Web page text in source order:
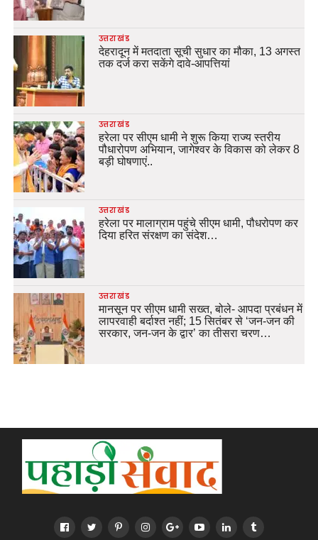
उत्तराखंड
देहरादून में मतदाता सूची सुधार का मौका, 13 अगस्त
तक दर्ज करा सकेंगे दावे-आपत्तियां
उत्तराखंड
हरेला पर सीएम धामी ने शुरू किया राज्य स्तरीय
पौधारोपण अभियान, जागेश्वर के विकास को लेकर 8
बड़ी घोषणाएं..
उत्तराखंड
हरेला पर मालाग्राम पहुंचे सीएम धामी, पौधरोपण कर
दिया हरित संरक्षण का संदेश…
उत्तराखंड
मानसून पर सीएम धामी सख्त, बोले- आपदा प्रबंधन में
लापरवाही बर्दाश्त नहीं; 15 सितंबर से ‘जन-जन की
सरकार, जन-जन के द्वार’ का तीसरा चरण…